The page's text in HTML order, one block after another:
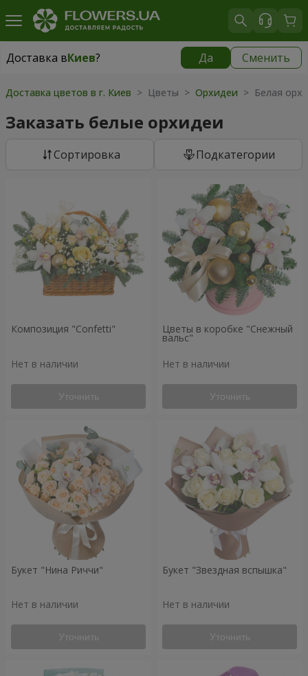
Доставка вКиев? Да Сменить
Доставка вКиев
Доставка цветов в г. Киев > Цветы > Орхидеи > Белая
Заказать белые орхидеи
Cортировка Подкатегории
Композиция "Confetti"
Нет в наличии
Уточнить
Цветы в коробке "Снежный
вальс"
Нет в наличии
Уточнить
Букет "Нина Риччи"
Нет в наличии
Уточнить
Букет "Звездная вспышка"
Нет в наличии
Уточнить